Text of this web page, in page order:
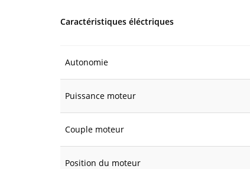
Caractéristiques éléctriques
Autonomie
Puissance moteur
Couple moteur
Position du moteur